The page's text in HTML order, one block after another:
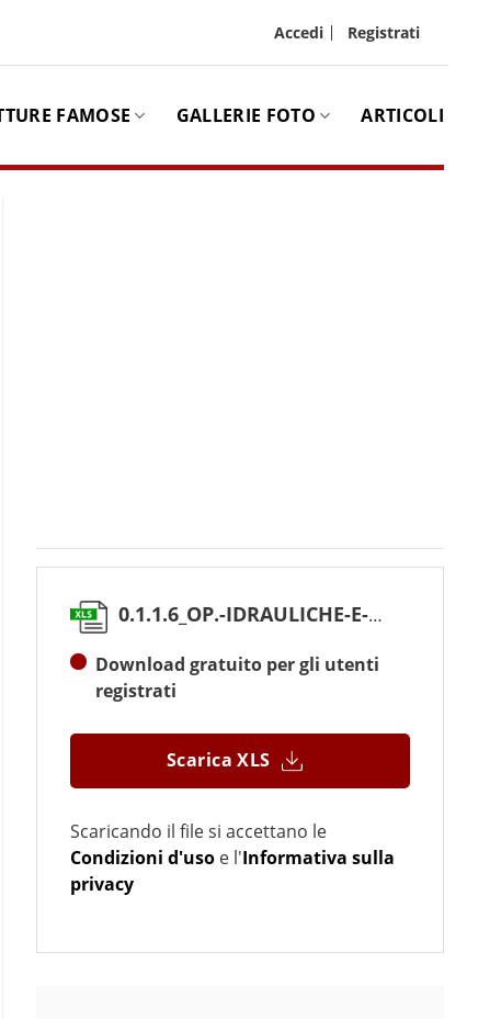
Accedi Registrati
FAMOSE GALLERIE FOTO ARTICOLI
0.1.1.6_OP.-IDRAULICHE-E-MARITTIME.xlsx
Download gratuito per gli utenti
registrati
Scarica XLS
Scaricando il file si accettano le
Condizioni d'usoe l'Informativa sulla
privacy